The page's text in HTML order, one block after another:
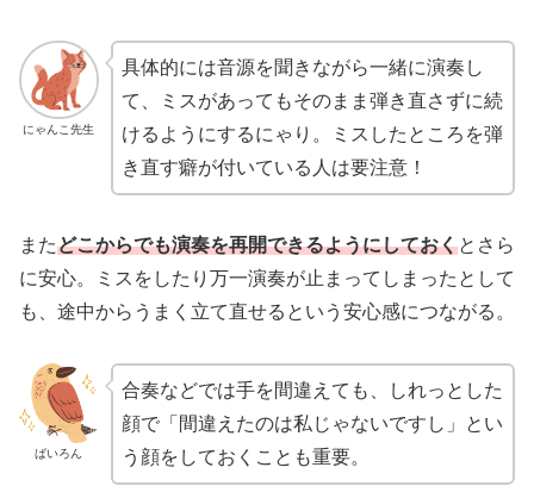
にゃんこ先生
具体的には音源を聞きながら一緒に演奏し
て、ミスがあってもそのまま弾き直さずに続
けるようにするにゃり。ミスしたところを弾
き直す癖が付いている人は要注意！
またどこからでも演奏を再開できるようにしておくとさら
に安心。ミスをしたり万一演奏が止まってしまったとして
も、途中からうまく立て直せるという安心感につながる。
ばいろん
合奏などでは手を間違えても、しれっとした
顔で「間違えたのは私じゃないですし」とい
う顔をしておくことも重要。